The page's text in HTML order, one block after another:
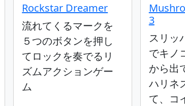
Rockstar Dreamer
流れてくるマークを
５つのボタンを押し
てロックを奏でるリ
ズムアクションゲー
ム
3
スリッ
でキノ
から出
ハリネ
て、コ